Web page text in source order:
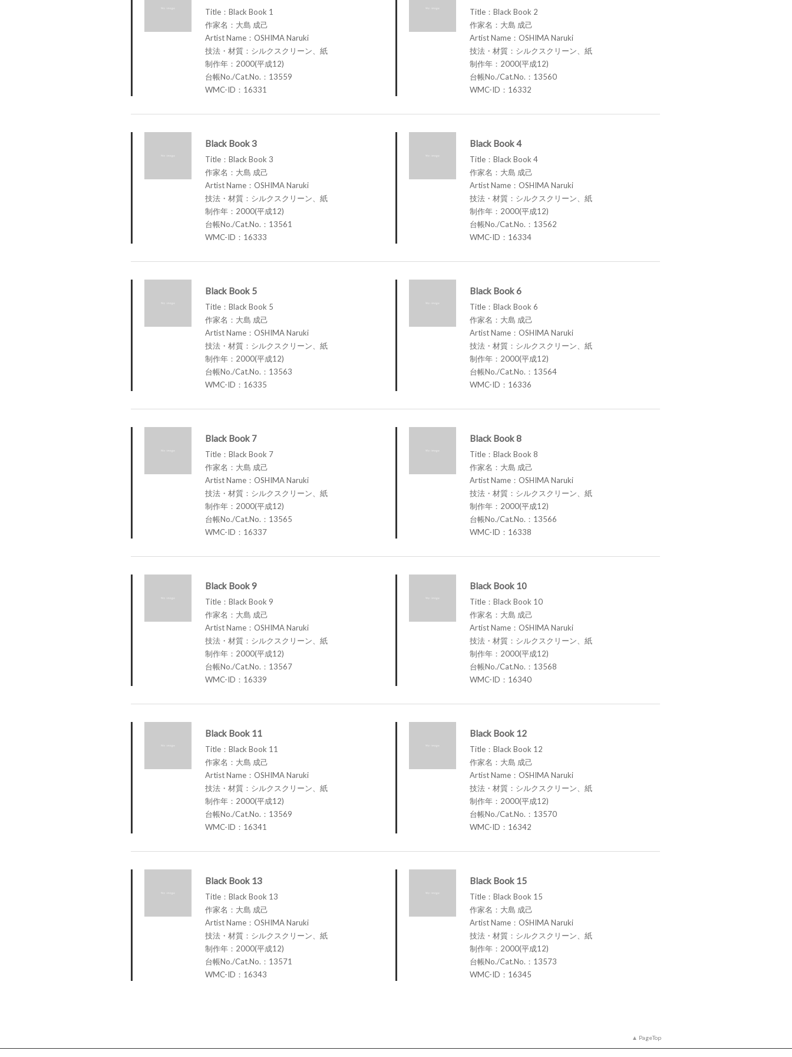
Title：Black Book 1
作家名：大島 成己
Artist Name：OSHIMA Naruki
技法・材質：シルクスクリーン、紙
制作年：2000(平成12)
台帳No./Cat.No.：13559
WMC-ID：16331
Title：Black Book 2
作家名：大島 成己
Artist Name：OSHIMA Naruki
技法・材質：シルクスクリーン、紙
制作年：2000(平成12)
台帳No./Cat.No.：13560
WMC-ID：16332
Black Book 3
Title：Black Book 3
作家名：大島 成己
Artist Name：OSHIMA Naruki
技法・材質：シルクスクリーン、紙
制作年：2000(平成12)
台帳No./Cat.No.：13561
WMC-ID：16333
Black Book 4
Title：Black Book 4
作家名：大島 成己
Artist Name：OSHIMA Naruki
技法・材質：シルクスクリーン、紙
制作年：2000(平成12)
台帳No./Cat.No.：13562
WMC-ID：16334
Black Book 5
Title：Black Book 5
作家名：大島 成己
Artist Name：OSHIMA Naruki
技法・材質：シルクスクリーン、紙
制作年：2000(平成12)
台帳No./Cat.No.：13563
WMC-ID：16335
Black Book 6
Title：Black Book 6
作家名：大島 成己
Artist Name：OSHIMA Naruki
技法・材質：シルクスクリーン、紙
制作年：2000(平成12)
台帳No./Cat.No.：13564
WMC-ID：16336
Black Book 7
Title：Black Book 7
作家名：大島 成己
Artist Name：OSHIMA Naruki
技法・材質：シルクスクリーン、紙
制作年：2000(平成12)
台帳No./Cat.No.：13565
WMC-ID：16337
Black Book 8
Title：Black Book 8
作家名：大島 成己
Artist Name：OSHIMA Naruki
技法・材質：シルクスクリーン、紙
制作年：2000(平成12)
台帳No./Cat.No.：13566
WMC-ID：16338
Black Book 9
Title：Black Book 9
作家名：大島 成己
Artist Name：OSHIMA Naruki
技法・材質：シルクスクリーン、紙
制作年：2000(平成12)
台帳No./Cat.No.：13567
WMC-ID：16339
Black Book 10
Title：Black Book 10
作家名：大島 成己
Artist Name：OSHIMA Naruki
技法・材質：シルクスクリーン、紙
制作年：2000(平成12)
台帳No./Cat.No.：13568
WMC-ID：16340
Black Book 11
Title：Black Book 11
作家名：大島 成己
Artist Name：OSHIMA Naruki
技法・材質：シルクスクリーン、紙
制作年：2000(平成12)
台帳No./Cat.No.：13569
WMC-ID：16341
Black Book 12
Title：Black Book 12
作家名：大島 成己
Artist Name：OSHIMA Naruki
技法・材質：シルクスクリーン、紙
制作年：2000(平成12)
台帳No./Cat.No.：13570
WMC-ID：16342
Black Book 13
Title：Black Book 13
作家名：大島 成己
Artist Name：OSHIMA Naruki
技法・材質：シルクスクリーン、紙
制作年：2000(平成12)
台帳No./Cat.No.：13571
WMC-ID：16343
Black Book 15
Title：Black Book 15
作家名：大島 成己
Artist Name：OSHIMA Naruki
技法・材質：シルクスクリーン、紙
制作年：2000(平成12)
台帳No./Cat.No.：13573
WMC-ID：16345
PageTop